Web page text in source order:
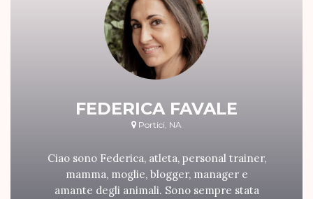
FEDERICA FAVALE
Portici, NA
Ciao sono Federica, atleta, personal trainer,
mamma, moglie, blogger, manager e
amante degli animali. Sono sempre stata